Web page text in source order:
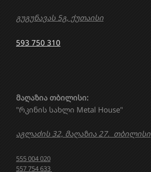
მაღაზია თბილისი:
"რკინის სახლი Metal House"
აგლაძის 32, მაღაზია 27. თბილისი
555 004 020
557 754 633
გუგუნავას 5გ, ქუთაისი
593 750 310